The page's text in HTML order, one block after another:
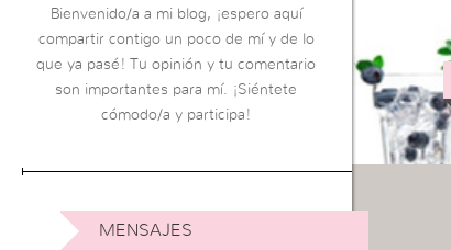
Bienvenido/a a mi blog, ¡espero aquí
compartir contigo un poco de mí y de lo
que ya pasé! Tu opinión y tu comentario
son importantes para mí. ¡Siéntete
cómodo/a y participa!
MENSAJES